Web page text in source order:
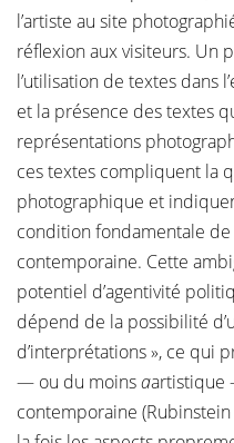
l’artiste au site
réflexion aux visiteurs. Un
l’utilisation de textes dans
et la présence des textes
représentations
ces textes compliquent la
photographique et
condition fondamentale
contemporaine. Cette
potentiel d’agentivité
dépend de la possibilité
d’interprétations », ce qui
— ou du moinsaartistique
contemporaine